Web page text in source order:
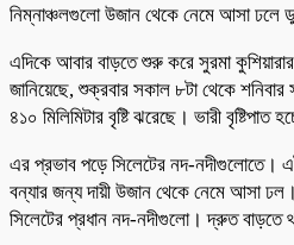
নিম্নাঞ্চলগুলো উজান থেকে নেমে আসা ঢলে
এদিকে আবার বাড়তে শুরু করে সুরমা
জানিয়েছে, শুক্রবার সকাল ৮টা থেকে শনিবার
৪১০ মিলিমিটার বৃষ্টি ঝরেছে। ভারী
এর প্রভাব পড়ে সিলেটের নদ-নদীগুলোতে।
বন্যার জন্য দায়ী উজান থেকে নেমে আসা
সিলেটের প্রধান নদ-নদীগুলো। দ্রুত বাড়তে